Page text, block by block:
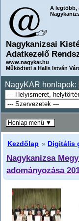
A legtöbb,
Nagykanizsai
Adatkezelő
www.nagykar.hu
Működteti a Halis István
NagyKAR honlapok:
Kezdőlap » Digitális
Nagykanizsa
adományozása
Honlap menü ▼